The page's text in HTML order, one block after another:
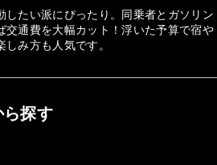
したい派にぴったり。同乗者とガソリン
交通費を大幅カット！浮いた予算で宿や
み方も人気です。
探す